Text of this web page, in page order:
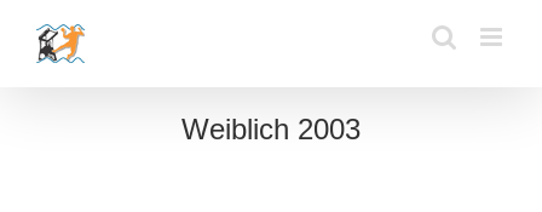
Inhalt
springen
Weiblich 2003